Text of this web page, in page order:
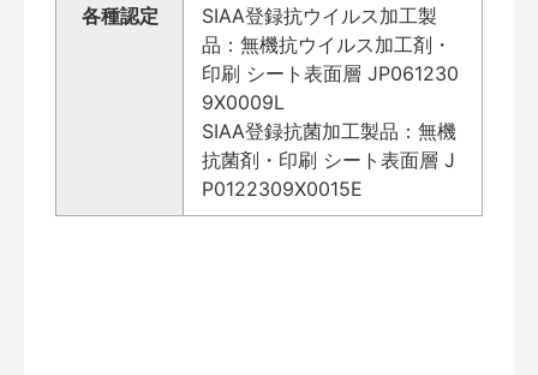
各種認定
SIAA登録抗ウイルス加工製
品：無機抗ウイルス加工剤・
印刷 シート表面層 JP061230
9X0009L
SIAA登録抗菌加工製品：無機
抗菌剤・印刷 シート表面層 J
P0122309X0015E